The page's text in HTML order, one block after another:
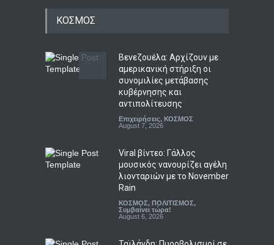
Ημερήσιες προβλέψεις για
τα ζώδια
August 7, 2026
ΚΟΣΜΟΣ
Βενεζουέλα: Αρχίζουν με
αμερικανική στήριξη οι
συνομιλίες μετάβασης
κυβέρνησης και
αντιπολίτευσης
Επιχειρήσεις, ΚΟΣΜΟΣ
August 7, 2026
Viral βίντεο: Γάλλος
μουσικός νανουρίζει αγέλη
λιονταριών με το November
Rain
ΚΟΣΜΟΣ, ΠΟΛΙΤΙΣΜΟΣ,
Συμβαίνει τώρα!
August 6, 2026